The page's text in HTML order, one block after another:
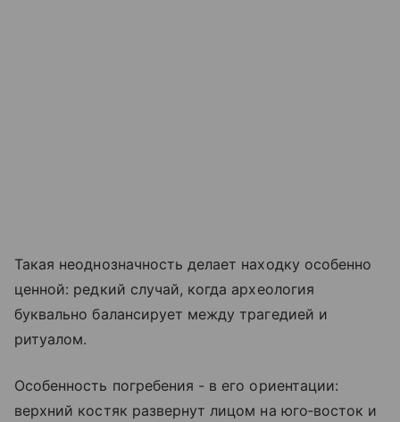
Такая неоднозначность делает находку особенно
ценной: редкий случай, когда археология
буквально балансирует между трагедией и
ритуалом.
Особенность погребения - в его ориентации:
верхний костяк развернут лицом на юго‑восток и